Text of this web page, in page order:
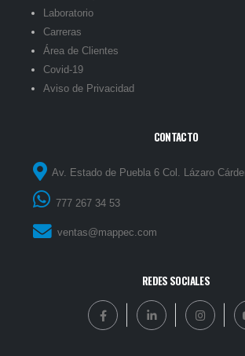
Laboratorio
Carreras
Área de Clientes
Covid-19
Aviso de Privacidad
CONTACTO
Av. Estado de Puebla 6 Col. Lázaro
777 267 34 53
ventas@mappec.com
REDES SOCIALES